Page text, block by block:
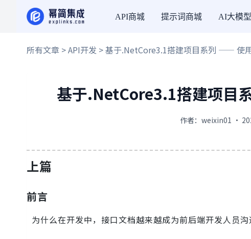
API商城 提示词商城 AI大模型
所有文章 >API开发 > 基于.NetCore3.1搭建项目系列 —— 使
基于.NetCore3.1搭建项
作者：weixin01 ·
上篇
前言
为什么在开发中，接口文档越来越成为前后端开发人员沟